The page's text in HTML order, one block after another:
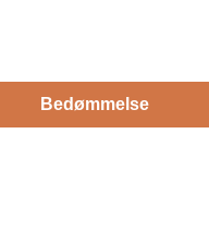
Bedømmelse